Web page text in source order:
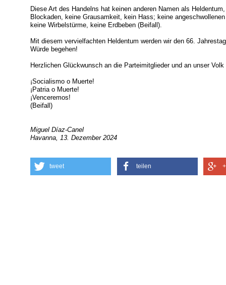
Diese Art des Handelns hat keinen anderen Namen als
Blockaden, keine Grausamkeit, kein Hass; keine
keine Wirbelstürme, keine Erdbeben (Beifall).
Mit diesem vervielfachten Heldentum werden wir den 66.
Würde begehen!
Herzlichen Glückwunsch an die Parteimitglieder und an unser
¡Socialismo o Muerte!
¡Patria o Muerte!
¡Venceremos!
(Beifall)
Miguel Díaz-Canel
Havanna, 13. Dezember 2024
tweet teilen